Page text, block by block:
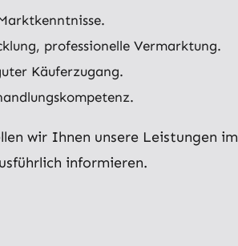
professionelle Vermarktung.
Käuferzugang.
wir Ihnen unsere Leistungen im
informieren.